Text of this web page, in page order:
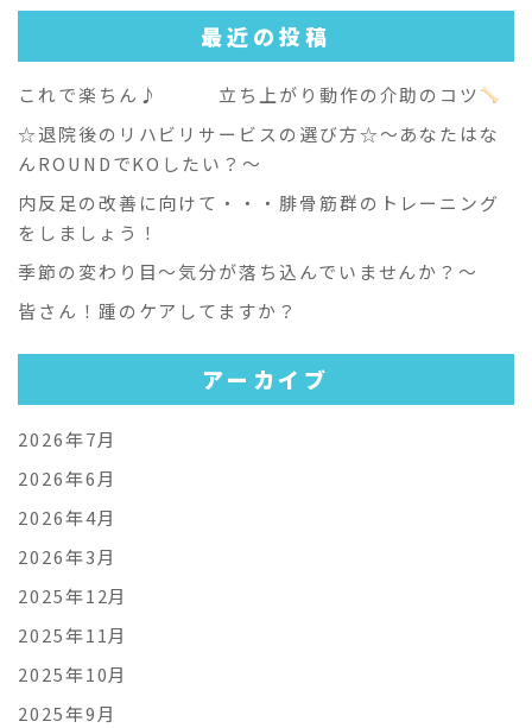
最近の投稿
これで楽ちん♪ 立ち上がり動作の介助のコツ
☆退院後のリハビリサービスの選び方☆～あなたはな
んROUNDでKOしたい？～
内反足の改善に向けて・・・腓骨筋群のトレーニング
をしましょう！
季節の変わり目～気分が落ち込んでいませんか？～
皆さん！踵のケアしてますか？
アーカイブ
2026年7月
2026年6月
2026年4月
2026年3月
2025年12月
2025年11月
2025年10月
2025年9月